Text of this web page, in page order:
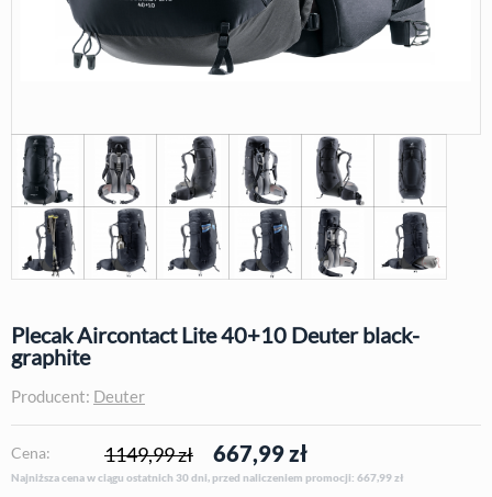
Plecak Aircontact Lite 40+10 Deuter black-
graphite
Producent: Deuter
Cena: 1149,99 zł 667,99 zł
Najniższa cena w ciągu ostatnich 30 dni, przed naliczeniem promocji: 667,99zł